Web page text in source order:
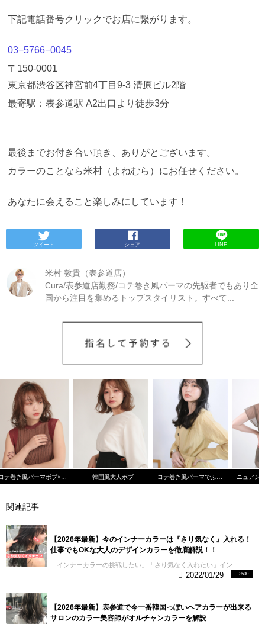
下記電話番号クリックでお店に繋がります。
03−5766−0045
〒150-0001
東京都渋谷区神宮前4丁目9-3 清原ビル2階
最寄駅：表参道駅 A2出口より徒歩3分
最後までお付き合い頂き、ありがとございます。
カラーのことなら米村（よねむら）にお任せください。
あなたに会えること楽しみにしています！
ツイート シェア LINE
米村 敦貴（表参道店）
Cura/表参道店勤務/コテ巻き風パーマの先駆者でもあり全
国から注目を集めるトップスタイリスト。すべて...
韓国風大人ボブ
関連記事
【2026年最新】今のインナーカラーは『さり気なく』入れる！
仕事でもOKな大人のデザインカラーを徹底解説！！
「インナーカラーの挑戦したい」「さり気なく入れたい」イン...
3500
2022/01/29
【2026年最新】表参道で今一番韓国っぽいヘアカラーが出来る
サロンのカラー美容師がオルチャンカラーを解説